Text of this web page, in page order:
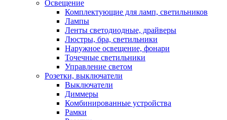
Освещение
Комплектующие для ламп, светильников
Лампы
Ленты светодиодные, драйверы
Люстры, бра, светильники
Наружное освещение, фонари
Точечные светильники
Управление светом
Розетки, выключатели
Выключатели
Диммеры
Комбинированные устройства
Рамки